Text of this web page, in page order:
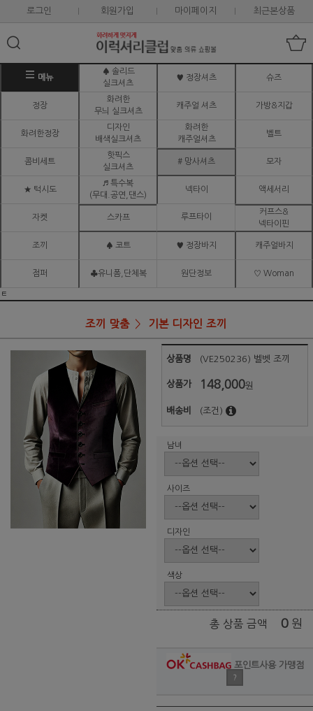
로그인 회원가입 마이페이지 최근본상품
메뉴
♠ 솔리드
실크셔츠
♥ 정장셔츠 슈즈
정장
화려한
무늬 실크셔츠
캐주얼 셔츠 가방&지갑
화려한정장
디자인
배색실크셔츠
화려한
캐주얼셔츠
벨트
콤비세트
핫픽스
실크셔츠
# 망사셔츠 모자
★ 턱시도
♬ 특수복
(무대.공연,댄스)
넥타이 액세서리
자켓 스카프 루프타이
커프스&
넥타이핀
조끼 ♠ 코트 ♥ 정장바지 캐주얼바지
점퍼 ♣유니폼,단체복 원단정보 ♡ Woman
ㅌ
조끼 맞춤 기본 디자인 조끼
상품명 (VE250236) 벨벳 조끼
상품가 148,000원
배송비 (조건)
남녀
사이즈
디자인
색상
총 상품 금액 0 원
포인트사용 가맹점
?